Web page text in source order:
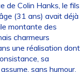
de Colin Hanks, le fils
(31 ans) avait déjà
montante des
charmeurs
une réalisation dont
sa
sans humour,